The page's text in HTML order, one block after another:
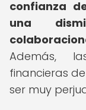
confianza
una
Además,
financieras
ser muy